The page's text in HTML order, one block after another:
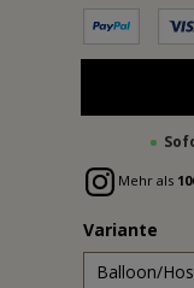
Mehr als
Variante
Balloon/